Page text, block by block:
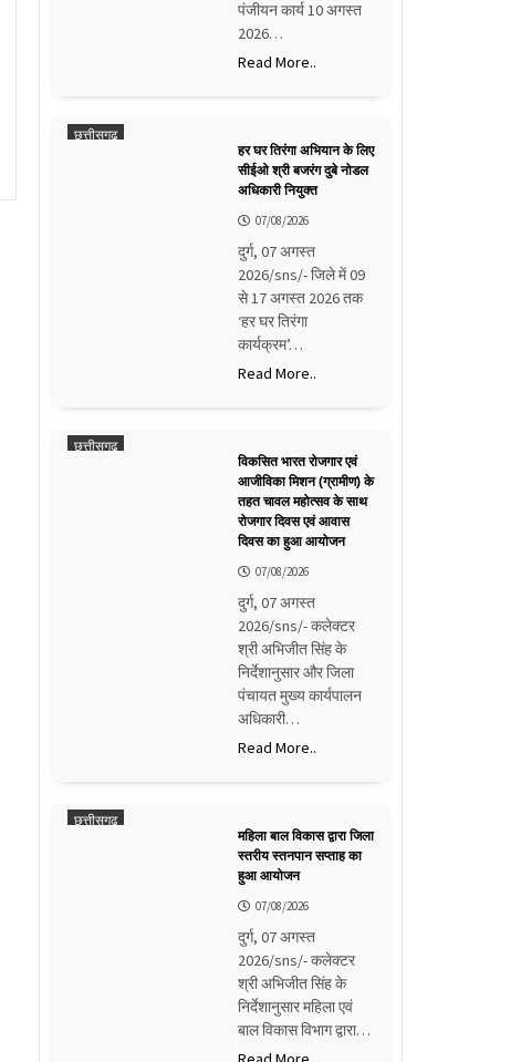
पंजीयन कार्य 10 अगस्त
2026…
Read More..
छत्तीसगढ़
हर घर तिरंगा अभियान के लिए
सीईओ श्री बजरंग दुबे नोडल
अधिकारी नियुक्त
07/08/2026
दुर्ग, 07 अगस्त
2026/sns/- जिले में 09
से 17 अगस्त 2026 तक
‘हर घर तिरंगा
कार्यक्रम’…
Read More..
छत्तीसगढ़
विकसित भारत रोजगार एवं
आजीविका मिशन (ग्रामीण) के
तहत चावल महोत्सव के साथ
रोजगार दिवस एवं आवास
दिवस का हुआ आयोजन
07/08/2026
दुर्ग, 07 अगस्त
2026/sns/- कलेक्टर
श्री अभिजीत सिंह के
निर्देशानुसार और जिला
पंचायत मुख्य कार्यपालन
अधिकारी…
Read More..
छत्तीसगढ़
महिला बाल विकास द्वारा जिला
स्तरीय स्तनपान सप्ताह का
हुआ आयोजन
07/08/2026
दुर्ग, 07 अगस्त
2026/sns/- कलेक्टर
श्री अभिजीत सिंह के
निर्देशानुसार महिला एवं
बाल विकास विभाग द्वारा…